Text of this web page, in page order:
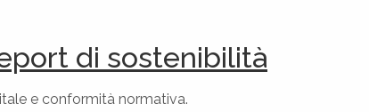
di sostenibilità
e conformità normativa.